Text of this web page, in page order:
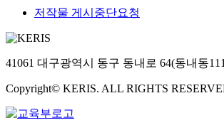
저작물 게시중단요청
41061 대구광역시 동구 동내로 64(동내동
Copyright© KERIS. ALL RIGHTS